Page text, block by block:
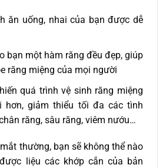
ăn uống, nhai của bạn được dễ
bạn một hàm răng đều đẹp, giúp
răng miệng của mọi người
quá trình vệ sinh răng miệng
hơn, giảm thiểu tối đa các tình
răng, sâu răng, viêm nướu…
thường, bạn sẽ không thể nào
liệu các khớp cắn của bản